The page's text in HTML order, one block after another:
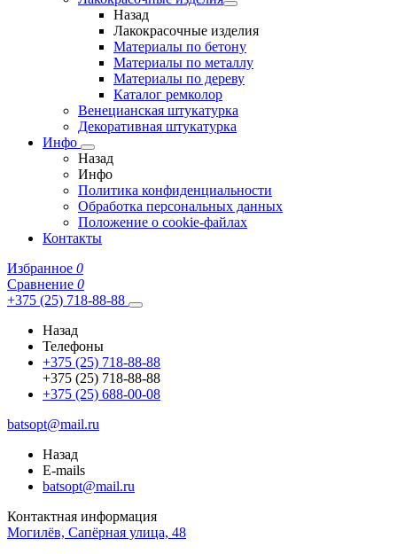
Назад
Лакокрасочные изделия
Материалы по бетону
Материалы по металлу
Материалы по дереву
Каталог ремколор
Венецианская штукатурка
Декоративная штукатурка
Инфо
Назад
Инфо
Политика конфиденциальности
Обработка персональных данных
Положение о cookie-файлах
Контакты
Избранное 0
Сравнение 0
+375 (25) 718-88-88
Назад
Телефоны
+375 (25) 718-88-88
+375 (25) 718-88-88
+375 (25) 688-00-08
batsopt@mail.ru
Назад
E-mails
batsopt@mail.ru
Контактная информация
Могилёв, Сапёрная улица, 48